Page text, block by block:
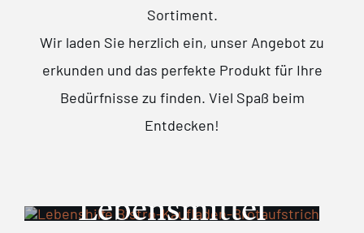
Sortiment.
Wir laden Sie herzlich ein, unser Angebot zu
erkunden und das perfekte Produkt für Ihre
Bedürfnisse zu finden. Viel Spaß beim
Entdecken!
Lebensmittel